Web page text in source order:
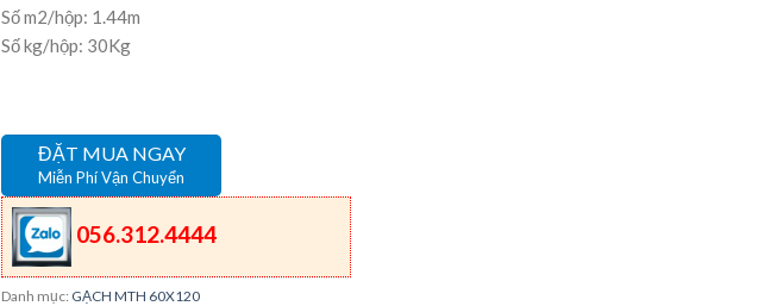
Số m2/hộp: 1.44m
Số kg/hộp: 30Kg
ĐẶT MUA NGAY
Miễn Phí Vận Chuyển
056.312.4444
Danh mục: GẠCH MTH 60X120